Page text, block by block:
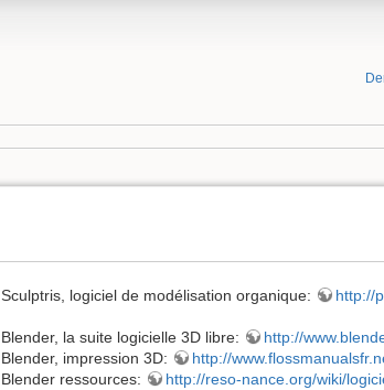
Sculptris, logiciel de modélisation organique: http://
Blender, la suite logicielle 3D libre:
http://
Blender, impression 3D:
http://
Blender ressources:
http://reso-nance.org/wiki/